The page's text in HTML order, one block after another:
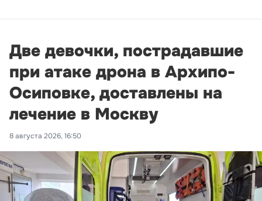
Две девочки, пострадавшие
при атаке дрона в Архипо-
Осиповке, доставлены на
лечение в Москву
8 августа 2026, 16:50